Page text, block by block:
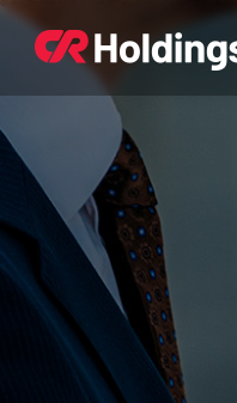
본문바로가기
주매뉴 바로가기